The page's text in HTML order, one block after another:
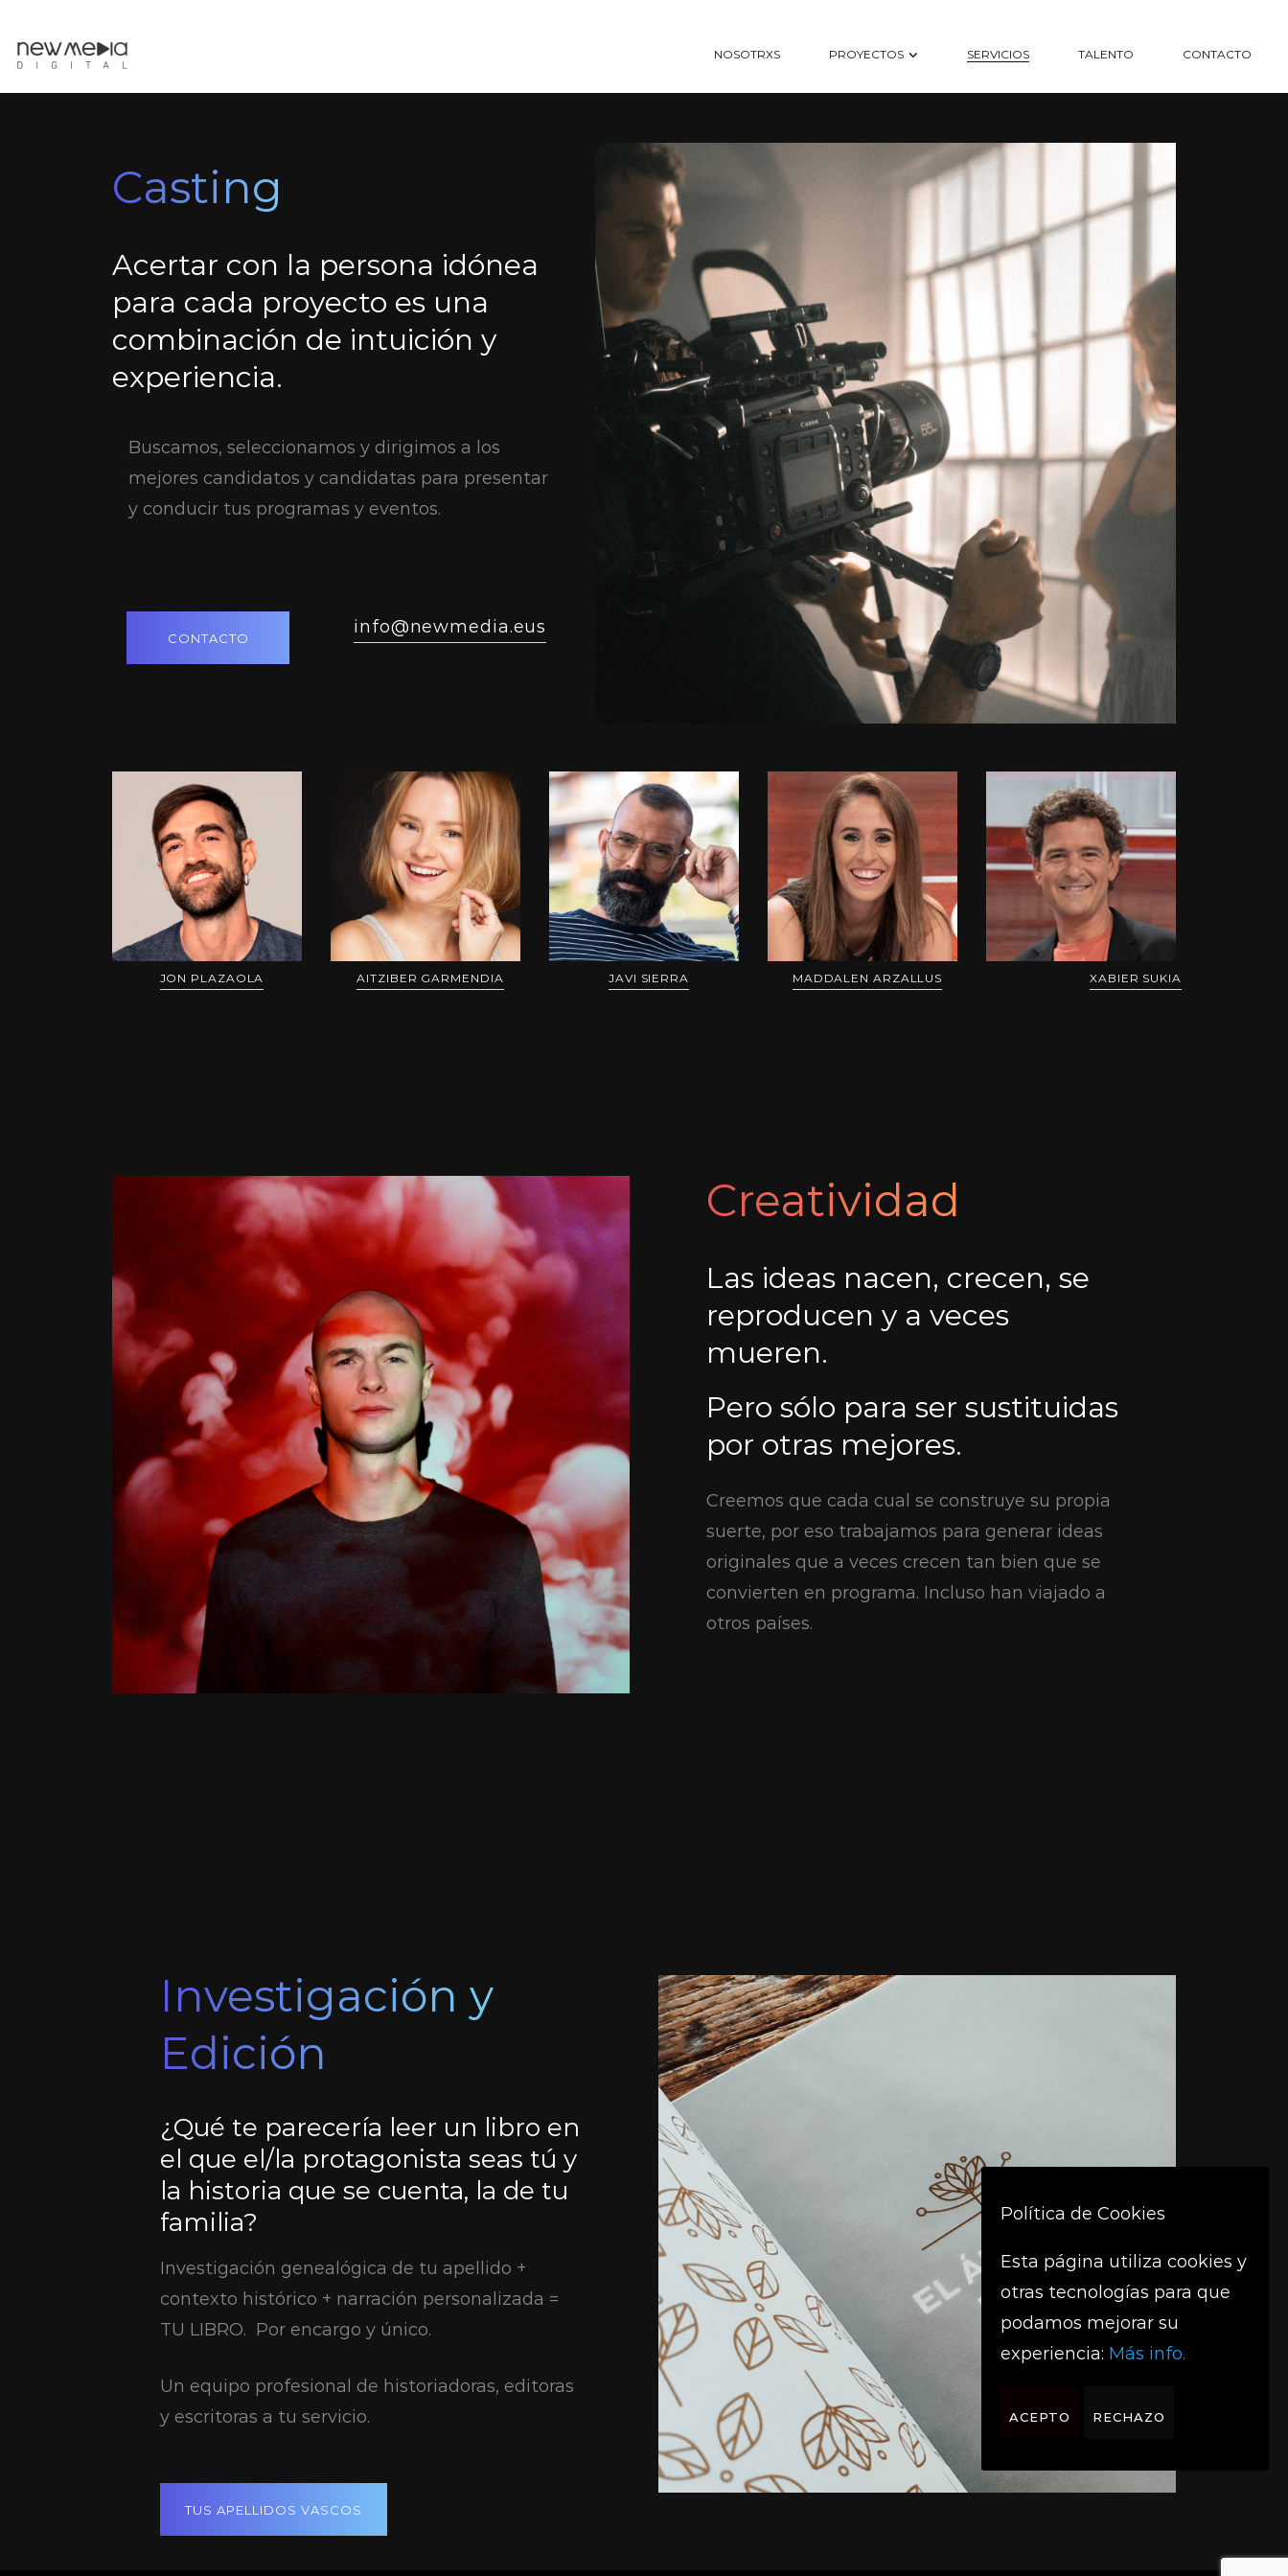
NOSOTRXS PROYECTOS SERVICIOS TALENTO CONTACTO
Casting
Acertar con la persona idónea
para cada proyecto es una
combinación de intuición y
experiencia.
Buscamos, seleccionamos y dirigimos a los
mejores candidatos y candidatas para presentar
y conducir tus programas y eventos.
CONTACTO
info@newmedia.eus
JON PLAZAOLA AITZIBER GARMENDIA JAVI SIERRA MADDALEN ARZALLUS XABIER SUKIA
Creatividad
Las ideas nacen, crecen, se
reproducen y a veces
mueren.
Pero sólo para ser sustituidas
por otras mejores.
Creemos que cada cual se construye su propia
suerte, por eso trabajamos para generar ideas
originales que a veces crecen tan bien que se
convierten en programa. Incluso han viajado a
otros países.
Investigación y
Edición​
¿Qué te parecería leer un libro en
el que el/la protagonista seas tú y
la historia que se cuenta, la de tu
familia?
Investigación genealógica de tu apellido +
contexto histórico + narración personalizada =
TU LIBRO. Por encargo y único.
Un equipo profesional de historiadoras, editoras
y escritoras a tu servicio.
TUS APELLIDOS VASCOS
Política de Cookies
Esta página utiliza cookies y
otras tecnologías para que
podamos mejorar su
experiencia: Más info.
ACEPTO RECHAZO